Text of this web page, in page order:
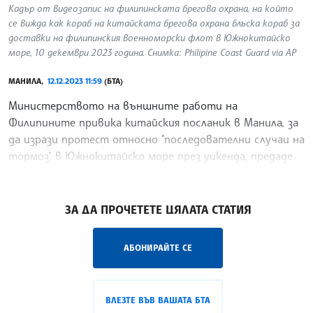
Кадър от видеозапис на филипинската брегова охрана, на който
се вижда как кораб на китайската брегова охрана блъска кораб за
доставки на филипинския военноморски флот в Южнокитайско
море, 10 декември 2023 година. Снимка: Philipine Coast Guard via AP
МАНИЛА, 12.12.2023 11:59 (БТА)
Министерството на външните работи на
Филипините привика китайския посланик в Манила, за
да изрази протест относно "последователни случаи на
тормоз" в Южнокитайско море през уикенда, предаде
ЗА ДА ПРОЧЕТЕТЕ ЦЯЛАТА СТАТИЯ
АБОНИРАЙТЕ СЕ
ВЛЕЗТЕ ВЪВ ВАШАТА БТА